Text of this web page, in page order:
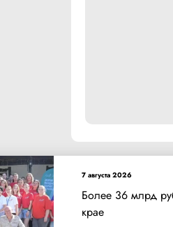
7 августа 2026
Более 36 млрд
крае